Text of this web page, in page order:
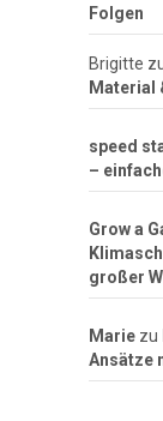
Folgen
Brigitte
Material
speed
–
Grow a
großer
Marie zu
Ansätze